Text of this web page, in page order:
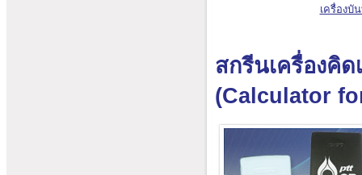
เครื่องบั
สกรีนเครื่องคิ
(Calculator